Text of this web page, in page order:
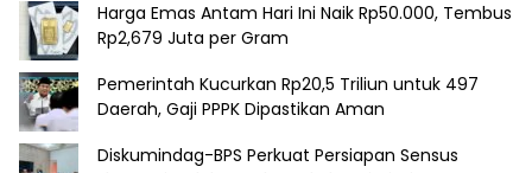
Harga Emas Antam Hari Ini Naik Rp50.000, Tembus
Rp2,679 Juta per Gram
Pemerintah Kucurkan Rp20,5 Triliun untuk 497
Daerah, Gaji PPPK Dipastikan Aman
Diskumindag-BPS Perkuat Persiapan Sensus